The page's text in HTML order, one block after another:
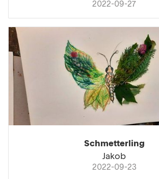
2022-09-27
Schmetterling
Jakob
2022-09-23